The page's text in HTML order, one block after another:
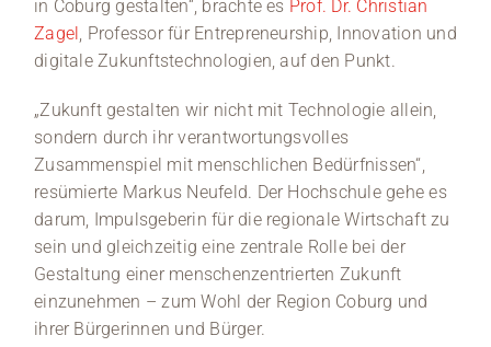
in Coburg gestalten“, brachte es Prof. Dr. Christian
Zagel , Professor für Entrepreneurship, Innovation und
digitale Zukunftstechnologien, auf den Punkt.
„Zukunft gestalten wir nicht mit Technologie allein,
sondern durch ihr verantwortungsvolles
Zusammenspiel mit menschlichen Bedürfnissen“,
resümierte Markus Neufeld. Der Hochschule gehe es
darum, Impulsgeberin für die regionale Wirtschaft zu
sein und gleichzeitig eine zentrale Rolle bei der
Gestaltung einer menschenzentrierten Zukunft
einzunehmen – zum Wohl der Region Coburg und
ihrer Bürgerinnen und Bürger.